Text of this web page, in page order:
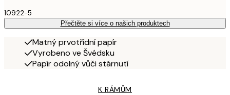
10922-5
Přečtěte si více o našich produktech
Matný prvotřídní papír
Vyrobeno ve Švédsku
Papír odolný vůči stárnutí
K RÁMŮM